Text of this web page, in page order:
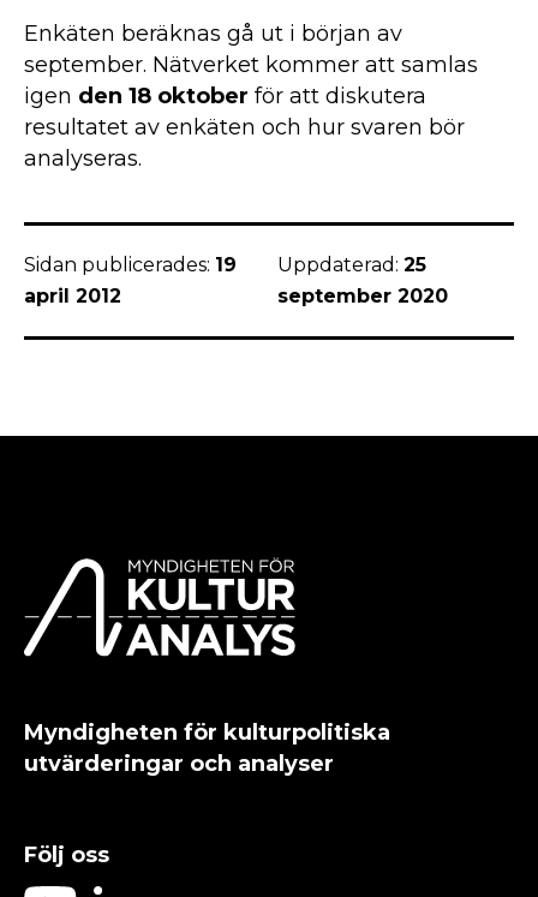
Enkäten beräknas gå ut i början av
september. Nätverket kommer att samlas
igen den 18 oktober för att diskutera
resultatet av enkäten och hur svaren bör
analyseras.
Sidan publicerades: 19
april 2012
Uppdaterad: 25
september 2020
Myndigheten för kulturpolitiska
utvärderingar och analyser
Följ oss